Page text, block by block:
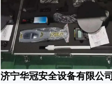
济宁华冠安全设备有限公司